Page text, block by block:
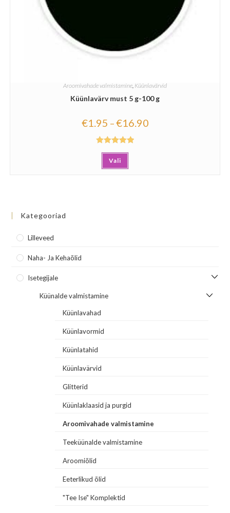
Aroomivahade valmistamine, Küünlavärvid
Küünlavärv must 5 g-100 g
€1.95 –€16.90
Hinnanguga
5.00/ 5
Vali
Kategooriad
Lilleveed
Naha- Ja Kehaõlid
Isetegijale
Küünalde valmistamine
Küünlavahad
Küünlavormid
Küünlatahid
Küünlavärvid
Glitterid
Küünlaklaasid ja purgid
Aroomivahade valmistamine
Teeküünalde valmistamine
Aroomiõlid
Eeterlikud õlid
"Tee Ise" Komplektid